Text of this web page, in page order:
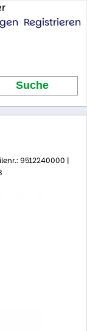
Registrieren
9512240000 |